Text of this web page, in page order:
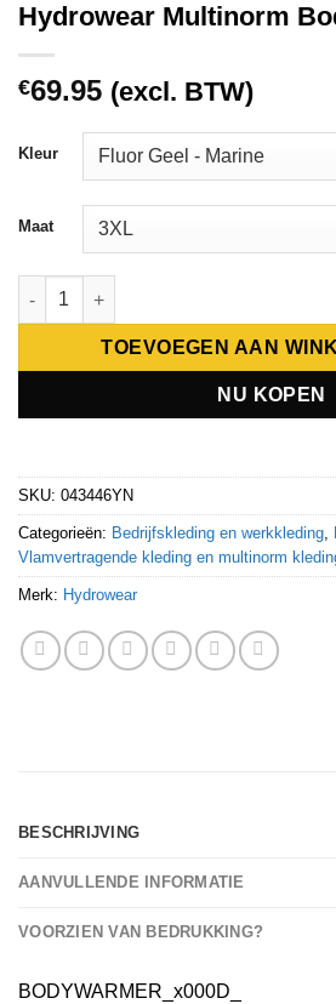
Hydrowear Multinorm
€69.95 (excl. BTW)
Kleur
Maat
Hydrowear Multinorm Bodywarmer
TOEVOEGEN AAN
NU KOPEN
SKU: 043446YN
Categorieën: Bedrijfskleding en werkkleding,
Vlamvertragende kleding en multinorm
Merk: Hydrowear
BESCHRIJVING
AANVULLENDE INFORMATIE
VOORZIEN VAN BEDRUKKING?
BODYWARMER_x000D_